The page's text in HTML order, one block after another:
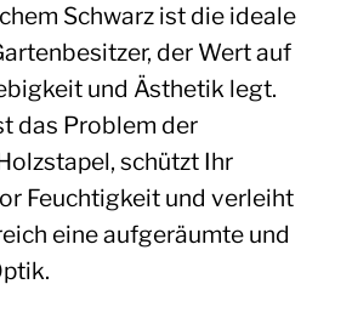
Schwarz ist die ideale
der Wert auf
und Ästhetik legt.
das Problem der
schützt Ihr
Feuchtigkeit und verleiht
eine aufgeräumte und